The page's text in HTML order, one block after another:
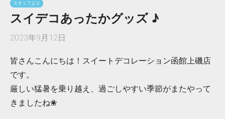
スタッフより
スイデコあったかグッズ ♪
2023年9月12日
皆さんこんにちは！スイートデコレーション函館上磯店
です。
厳しい猛暑を乗り越え、過ごしやすい季節がまたやって
きましたね❀